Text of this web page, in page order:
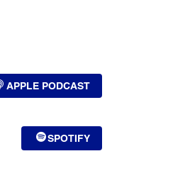
APPLE PODCAST
SPOTIFY